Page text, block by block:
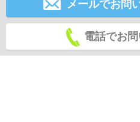
メールでお問
電話でお